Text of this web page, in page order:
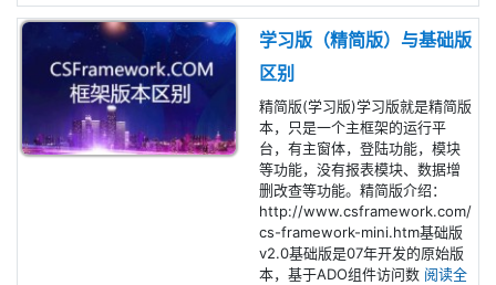
学习版（精简版）与基础版
区别
精简版(学习版)学习版就是精简版
本，只是一个主框架的运行平
台，有主窗体，登陆功能，模块
等功能，没有报表模块、数据增
删改查等功能。精简版介绍：
http://www.csframework.com/
cs-framework-mini.htm基础版
v2.0基础版是07年开发的原始版
本，基于ADO组件访问数 阅读全